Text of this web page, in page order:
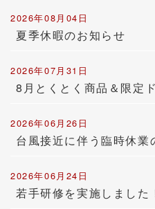
2026年08月04日
夏季休暇のお知らせ
2026年07月31日
8月とくとく商品＆限定
2026年06月26日
台風接近に伴う臨時休業
2026年06月24日
若手研修を実施しました